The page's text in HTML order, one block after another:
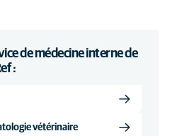
de médecine interne de
:
vétérinaire